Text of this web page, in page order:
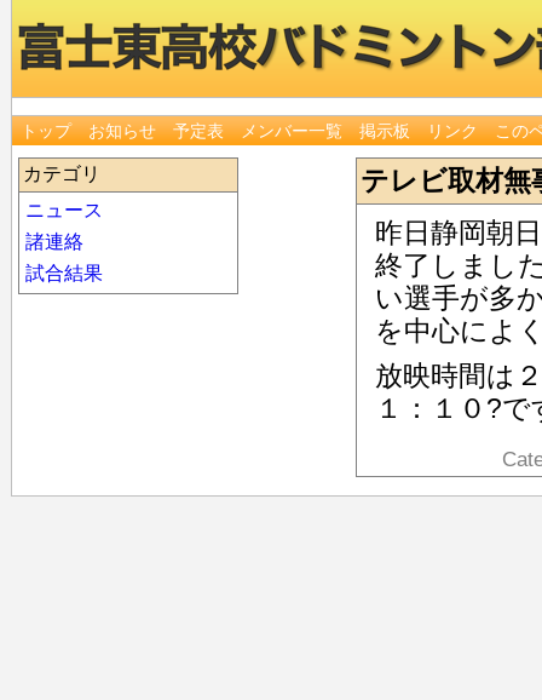
トップ お知らせ 予定表 メンバー一覧 掲示板 リンク この
カテゴリ
ニュース
諸連絡
試合結果
テレビ取材無
昨日静岡朝
終了しまし
い選手が多
を中心によ
放映時間は
１：１０?で